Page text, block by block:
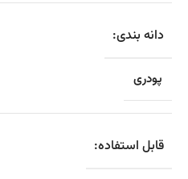
دانه بندی:
پودری
قابل استفاده: